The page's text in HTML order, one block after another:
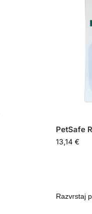
PetSafe
13,14 €